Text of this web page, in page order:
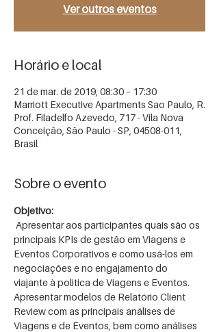
Ver outros eventos
Horário e local
21 de mar. de 2019, 08:30 – 17:30
Marriott Executive Apartments Sao Paulo, R.
Prof. Filadelfo Azevedo, 717 - Vila Nova
Conceição, São Paulo - SP, 04508-011,
Brasil
Sobre o evento
Objetivo:
Apresentar aos participantes quais são os
principais KPIs de gestão em Viagens e
Eventos Corporativos e como usá-los em
negociações e no engajamento do
Apresentar modelos de Relatório Client
Review com as principais análises de
Viagens e de Eventos, bem como análises